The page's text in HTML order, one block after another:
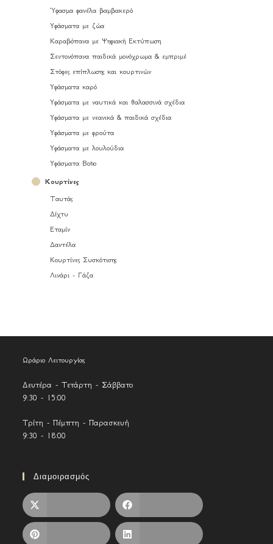
Ύφασμα φανέλα βαμβακερό
Υφάσματα με ζώα
Καραβόπανα με Ψηφιακή Εκτύπωση
Σεντονόπανα παιδικά μονόχρωμα & εμπριμέ
Στόφες επίπλωσης και κουρτινών
Υφάσματα καρό
Υφάσματα με ναυτικά και θαλασσινά σχέδια
Υφάσματα με νεανικά & παιδικά σχέδια
Υφάσματα με φρούτα
Υφάσματα με λουλούδια
Υφάσματα Boho
Κουρτίνες
Ταυτάς
Δίχτυ
Εταμίν
Δαντέλα
Κουρτίνες Συσκότισης
Λινάρι - Γάζα
Ωράριο Λειτουργίας
Δευτέρα - Τετάρτη - Σάββατο
9:30 - 15:00
Τρίτη - Πέμπτη - Παρασκευή
9:30 - 18:00
Διαμοιρασμός